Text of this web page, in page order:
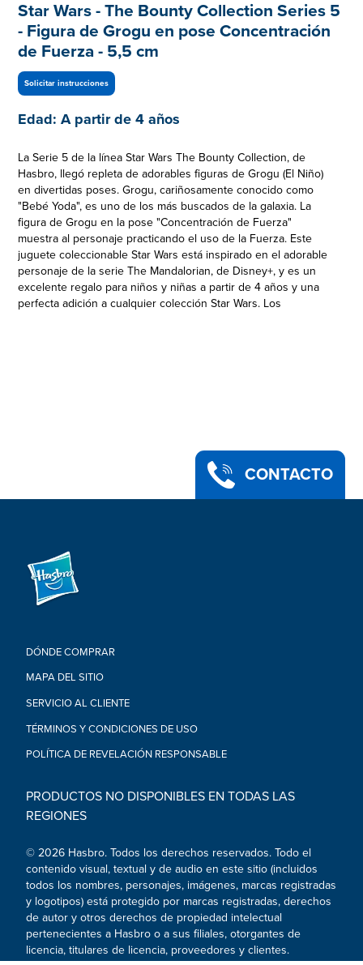
Star Wars - The Bounty Collection Series 5
- Figura de Grogu en pose Concentración
de Fuerza - 5,5 cm
Solicitar instrucciones
Edad: A partir de 4 años
La Serie 5 de la línea Star Wars The Bounty Collection, de
Hasbro, llegó repleta de adorables figuras de Grogu (El Niño)
en divertidas poses. Grogu, cariñosamente conocido como
"Bebé Yoda", es uno de los más buscados de la galaxia. La
figura de Grogu en la pose "Concentración de Fuerza"
muestra al personaje practicando el uso de la Fuerza. Este
juguete coleccionable Star Wars está inspirado en el adorable
personaje de la serie The Mandalorian, de Disney+, y es un
excelente regalo para niños y niñas a partir de 4 años y una
perfecta adición a cualquier colección Star Wars. Los
Fuerza" de la línea Star Wars The Bounty Collection Series 5,
•DISEÑO INSPIRADO EN LA SERIE THE MANDALORIAN: Esta
figura de Grogu es extremadamente adorable y está diseñada
como Problemas de casco, Descubrimiento del sable negro,
Abrazos de gato de Lothal, Concentración de Fuerza, Cucú y
Mordida de Beskar (Se venden por separado. Sujeto a
o añade a tu colección este juguete Star Wars para niños y
niñas a partir de 4 años
•A partir de 4 años
apto para niños menores de 3 años.
•Incluye: figura.
CONTACTO
DÓNDE COMPRAR
MAPA DEL SITIO
SERVICIO AL CLIENTE
TÉRMINOS Y CONDICIONES DE USO
POLÍTICA DE REVELACIÓN RESPONSABLE
PRODUCTOS NO DISPONIBLES EN TODAS LAS
REGIONES
© 2026 Hasbro. Todos los derechos reservados. Todo el
contenido visual, textual y de audio en este sitio (incluidos
todos los nombres, personajes, imágenes, marcas registradas
y logotipos) está protegido por marcas registradas, derechos
de autor y otros derechos de propiedad intelectual
pertenecientes a Hasbro o a sus filiales, otorgantes de
licencia, titulares de licencia, proveedores y clientes.